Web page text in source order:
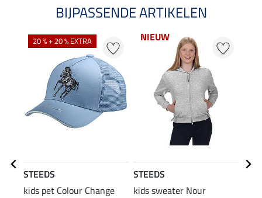
BIJPASSENDE ARTIKELEN
20 % + 20 % EXTRA
STEEDS
kids pet Colour Change
NIEUW
STEEDS
kids sweater Nour